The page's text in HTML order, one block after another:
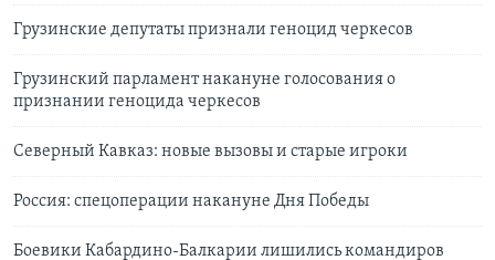
Грузинские депутаты признали геноцид черкесов
Грузинский парламент накануне голосования о
признании геноцида черкесов
Северный Кавказ: новые вызовы и старые игроки
Россия: спецоперации накануне Дня Победы
Боевики Кабардино-Балкарии лишились командиров